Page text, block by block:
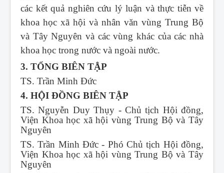
các kết quả nghiên cứu lý luận và thực tiễn về
khoa học xã hội và nhân văn vùng Trung Bộ
và Tây Nguyên và các vùng khác của các nhà
khoa học trong nước và ngoài nước.
3. TỔNG BIÊN TẬP
TS. Trần Minh Đức
4. HỘI ĐỒNG BIÊN TẬP
TS. Nguyễn Duy Thụy - Chủ tịch Hội đồng,
Viện Khoa học xã hội vùng Trung Bộ và Tây
Nguyên
TS. Trần Minh Đức - Phó Chủ tịch Hội đồng,
Viện Khoa học xã hội vùng Trung Bộ và Tây
Nguyên